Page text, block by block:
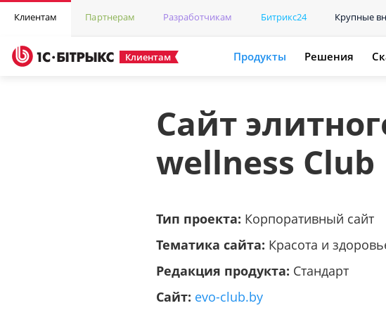
Клиентам Партнерам Разработчикам Битрикс24 Крупные
Клиентам Продукты Решения
Cайт
wellness Club
Тип проекта: Корпоративный сайт
Тематика сайта: Красота и
Редакция продукта: Стандарт
Сайт: evo-club.by